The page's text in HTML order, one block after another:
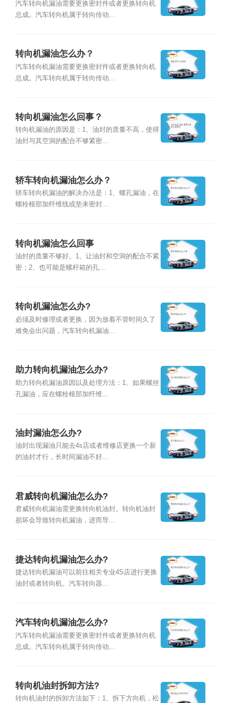
汽车转向机漏油需要更换密封件或者更换转向机
总成。汽车转向机属于转向传动...
转向机漏油怎么办？
汽车转向机漏油需要更换密封件或者更换转向机
总成。汽车转向机属于转向传动...
转向机漏油怎么回事？
转向机漏油的原因是：1、油封的质量不高，使得
油封与其空洞的配合不够紧密...
轿车转向机漏油怎么办？
轿车转向机漏油的解决办法是：1、螺孔漏油，在
螺栓根部加纤维线或垫来密封...
转向机漏油怎么回事
油封的质量不够好。1、让油封和空洞的配合不紧
密；2、也可能是螺杆箱的孔...
转向机漏油怎么办?
必须及时修理或者更换，因为放着不管时间久了
难免会出问题，汽车转向机漏油...
助力转向机漏油怎么办?
助力转向机漏油原因以及处理方法：1、如果螺丝
孔漏油，应在螺栓根部加纤维...
油封漏油怎么办?
油封出现漏油只能去4s店或者维修店更换一个新
的油封才行，长时间漏油不好...
君威转向机漏油怎么办?
君威转向机漏油需更换转向机油封。转向机油封
损坏会导致转向机漏油，进而导...
捷达转向机漏油怎么办?
捷达转向机漏油可以前往相关专业4S店进行更换
油封或者转向机。汽车转向器...
汽车转向机漏油怎么办?
汽车转向机漏油需要更换密封件或者更换转向机
总成。汽车转向机属于转向传动...
转向机油封拆卸方法?
转向机油封的拆卸方法如下：1、拆下方向机，松